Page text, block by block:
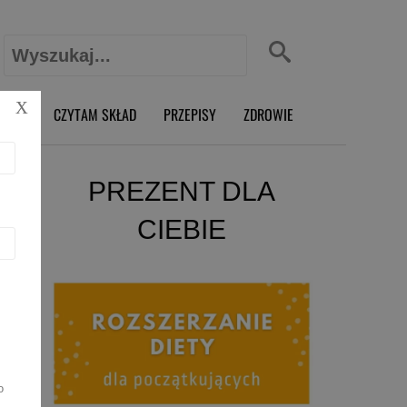
Szukaj:
RD CZYTAM SKŁAD PRZEPISY ZDROWIE
PREZENT DLA
CIEBIE
X